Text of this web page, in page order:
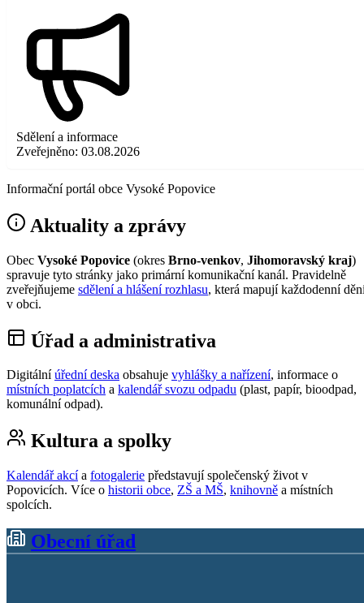
Sdělení a informace
Zveřejněno: 03.08.2026
Informační portál obce Vysoké Popovice
Aktuality a zprávy
Obec Vysoké Popovice (okres Brno-venkov, Jihomoravský kraj)
spravuje tyto stránky jako primární komunikační kanál. Pravidelně
zveřejňujeme sdělení a hlášení rozhlasu, která mapují každodenní
v obci.
Úřad a administrativa
Digitální úřední deska obsahuje vyhlášky a nařízení, informace o
místních poplatcích a kalendář svozu odpadu (plast, papír, bioodpad,
komunální odpad).
Kultura a spolky
Kalendář akcía fotogalerie představují společenský život v
Popovicích. Více o historii obce, ZŠ a MŠ, knihovně a místních
spolcích.
Obecní úřad